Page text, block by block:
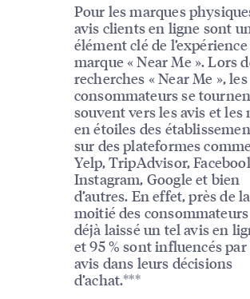
Pour les marques
avis clients en ligne sont
élément clé de l’expérience
marque « Near Me ». Lors
recherches « Near Me », les
consommateurs se
souvent vers les avis et les
en étoiles des
sur des plateformes comme
Yelp, TripAdvisor,
Instagram, Google et bien
d’autres. En effet, près de la
moitié des
déjà laissé un tel avis en
et 95 % sont influencés par
avis dans leurs décisions
d’achat.***